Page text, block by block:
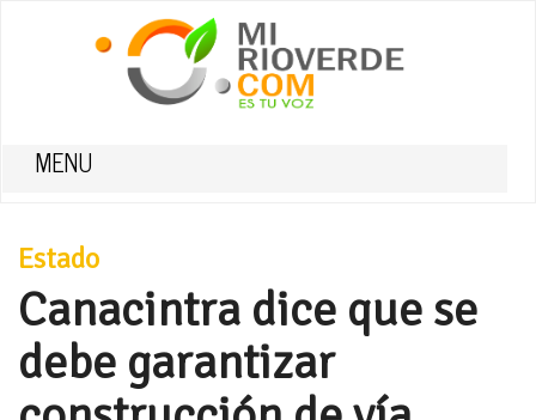
MENU
Estado
Canacintra dice que se
debe garantizar